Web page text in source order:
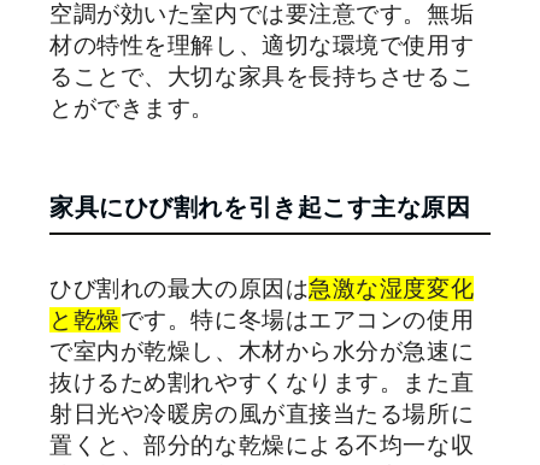
空調が効いた室内では要注意です。無垢
材の特性を理解し、適切な環境で使用す
ることで、大切な家具を長持ちさせるこ
とができます。
家具にひび割れを引き起こす主な原因
ひび割れの最大の原因は急激な湿度変化
と乾燥です。特に冬場はエアコンの使用
で室内が乾燥し、木材から水分が急速に
抜けるため割れやすくなります。また直
射日光や冷暖房の風が直接当たる場所に
置くと、部分的な乾燥による不均一な収